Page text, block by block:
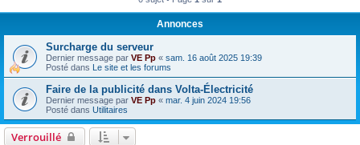
e
Annonces
Surcharge du serveur
Dernier message par VE Pp « sam. 16 août 2025 19:39
Posté dans Le site et les forums
Faire de la publicité dans Volta-Électricité
Dernier message par VE Pp « mar. 4 juin 2024 19:56
Posté dans Utilitaires
Verrouillé